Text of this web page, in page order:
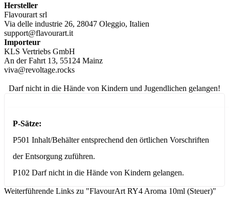
Hersteller
Flavourart srl
Via delle industrie 26, 28047 Oleggio, Italien
support@flavourart.it
Importeur
KLS Vertriebs GmbH
An der Fahrt 13, 55124 Mainz
viva@revoltage.rocks
Darf nicht in die Hände von Kindern und Jugendlichen gelangen!
P-Sätze:
P501 Inhalt/Behälter entsprechend den örtlichen Vorschriften
der Entsorgung zuführen.
P102 Darf nicht in die Hände von Kindern gelangen.
Weiterführende Links zu "FlavourArt RY4 Aroma 10ml (Steuer)"